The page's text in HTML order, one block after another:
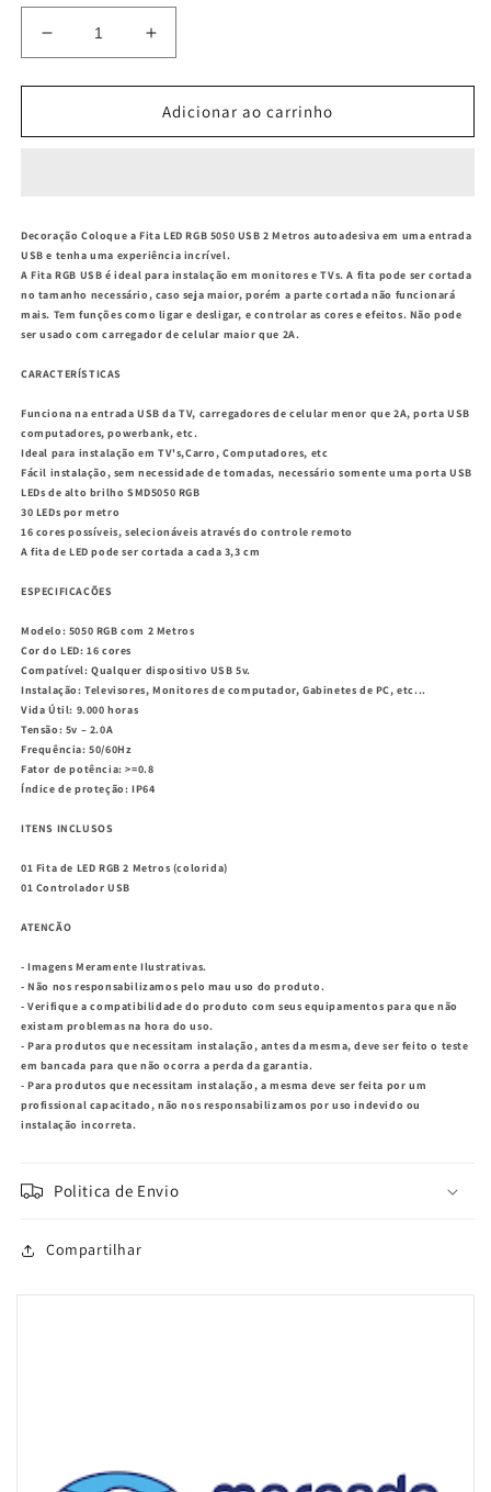
Diminuir
a
quantidade
Led
2M
5v
Usb
For
Tv
Pc
Car
Aumentar
a
quantidade
de
Led
2M
5v
Usb
For
Tv
Pc
Adicionar ao carrinho
Decoração Coloque a Fita LED RGB 5050 USB 2 Metros autoadesiva em uma entrada
USB e tenha uma experiência incrível.
A Fita RGB USB é ideal para instalação em monitores e TVs. A fita pode ser cortada
no tamanho necessário, caso seja maior, porém a parte cortada não funcionará
mais. Tem funções como ligar e desligar, e controlar as cores e efeitos. Não pode
ser usado com carregador de celular maior que 2A.
CARACTERÍSTICAS
Funciona na entrada USB da TV, carregadores de celular menor que 2A, porta USB
computadores, powerbank, etc.
Ideal para instalação em TV's,Carro, Computadores, etc
Fácil instalação, sem necessidade de tomadas, necessário somente uma porta USB
LEDs de alto brilho SMD5050 RGB
30 LEDs por metro
16 cores possíveis, selecionáveis através do controle remoto
A fita de LED pode ser cortada a cada 3,3 cm
ESPECIFICAÇÕES
Modelo: 5050 RGB com 2 Metros
Cor do LED: 16 cores
Compatível: Qualquer dispositivo USB 5v.
Instalação: Televisores, Monitores de computador, Gabinetes de PC, etc...
Vida Útil: 9.000 horas
Tensão: 5v – 2.0A
Frequência: 50/60Hz
Fator de potência: >=0.8
Índice de proteção: IP64
ITENS INCLUSOS
01 Fita de LED RGB 2 Metros (colorida)
01 Controlador USB
ATENÇÃO
- Imagens Meramente Ilustrativas.
- Não nos responsabilizamos pelo mau uso do produto.
- Verifique a compatibilidade do produto com seus equipamentos para que não
existam problemas na hora do uso.
- Para produtos que necessitam instalação, antes da mesma, deve ser feito o teste
em bancada para que não ocorra a perda da garantia.
- Para produtos que necessitam instalação, a mesma deve ser feita por um
profissional capacitado, não nos responsabilizamos por uso indevido ou
instalação incorreta.
Politica de Envio
Compartilhar